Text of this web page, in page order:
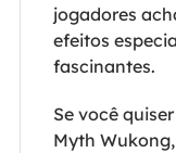
jogadores
efeitos
fascinantes.
Se você
Myth